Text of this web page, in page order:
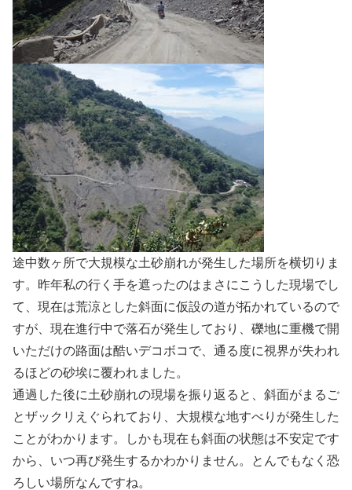
途中数ヶ所で大規模な土砂崩れが発生した場所を横切りま
す。昨年私の行く手を遮ったのはまさにこうした現場でし
て、現在は荒涼とした斜面に仮設の道が拓かれているので
すが、現在進行中で落石が発生しており、礫地に重機で開
いただけの路面は酷いデコボコで、通る度に視界が失われ
るほどの砂埃に覆われました。
通過した後に土砂崩れの現場を振り返ると、斜面がまるご
とザックリえぐられており、大規模な地すべりが発生した
ことがわかります。しかも現在も斜面の状態は不安定です
から、いつ再び発生するかわかりません。とんでもなく恐
ろしい場所なんですね。